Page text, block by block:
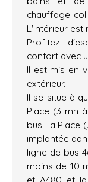
chauffage
L'intérieur est
Profitez
confort avec
Il est mis en
extérieur.
Il se situe à
Place (3 mn
bus La Place
implantée
ligne de bus
moins de 10